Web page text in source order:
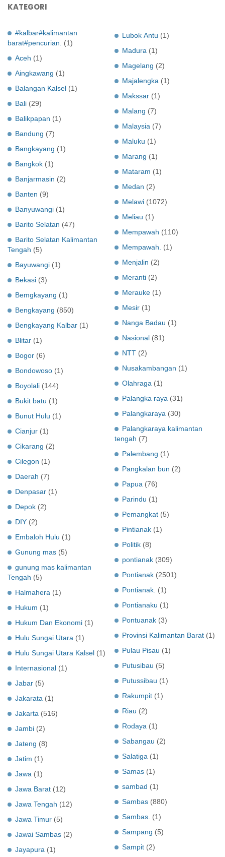
KATEGORI
#kalbar#kalimantan
barat#pencurian.
(1)
Aceh (1)
Aingkawang (1)
Balangan Kalsel (1)
Bali (29)
Balikpapan (1)
Bandung (7)
Bangkayang (1)
Bangkok (1)
Banjarmasin (2)
Banten (9)
Banyuwangi (1)
Barito Selatan (47)
Barito Selatan Kalimantan
Tengah (5)
Bayuwangi (1)
Bekasi (3)
Bemgkayang (1)
Bengkayang (850)
Bengkayang Kalbar (1)
Blitar (1)
Bogor (6)
Bondowoso (1)
Boyolali (144)
Bukit batu (1)
Bunut Hulu (1)
Cianjur (1)
Cikarang (2)
Cilegon (1)
Daerah (7)
Denpasar (1)
Depok (2)
DIY (2)
Embaloh Hulu (1)
Gunung mas (5)
gunung mas kalimantan
Tengah (5)
Halmahera (1)
Hukum (1)
Hukum Dan Ekonomi (1)
Hulu Sungai Utara (1)
Hulu Sungai Utara Kalsel (1)
Internasional (1)
Jabar (5)
Jakarata (1)
Jakarta (516)
Jambi (2)
Jateng (8)
Jatim (1)
Jawa (1)
Jawa Barat (12)
Jawa Tengah (12)
Jawa Timur (5)
Jawai Sambas (2)
Jayapura (1)
Lubok Antu (1)
Madura (1)
Magelang (2)
Majalengka (1)
Makssar (1)
Malang (7)
Malaysia (7)
Maluku (1)
Marang (1)
Mataram (1)
Medan (2)
Melawi (1072)
Meliau (1)
Mempawah (110)
Mempawah.
(1)
Menjalin (2)
Meranti (2)
Merauke (1)
Mesir (1)
Nanga Badau (1)
Nasional (81)
NTT (2)
Nusakambangan (1)
Olahraga (1)
Palangka raya (31)
Palangkaraya (30)
Palangkaraya kalimantan
tengah (7)
Palembang (1)
Pangkalan bun (2)
Papua (76)
Parindu (1)
Pemangkat (5)
Pintianak (1)
Politik (8)
pontianak (309)
Pontianak (2501)
Pontianak. (1)
Pontianaku (1)
Pontuanak (3)
Provinsi Kalimantan Barat (1)
Pulau Pisau (1)
Putusibau (5)
Putussibau (1)
Rakumpit (1)
Riau (2)
Rodaya (1)
Sabangau (2)
Salatiga (1)
Samas (1)
sambad (1)
Sambas (880)
Sambas. (1)
Sampang (5)
Sampit (2)